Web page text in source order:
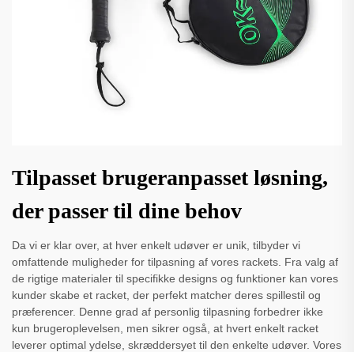
Tilpasset brugeranpasset løsning,
der passer til dine behov
Da vi er klar over, at hver enkelt udøver er unik, tilbyder vi
omfattende muligheder for tilpasning af vores rackets. Fra valg af
de rigtige materialer til specifikke designs og funktioner kan vores
kunder skabe et racket, der perfekt matcher deres spillestil og
præferencer. Denne grad af personlig tilpasning forbedrer ikke
kun brugeroplevelsen, men sikrer også, at hvert enkelt racket
leverer optimal ydelse, skræddersyet til den enkelte udøver. Vores